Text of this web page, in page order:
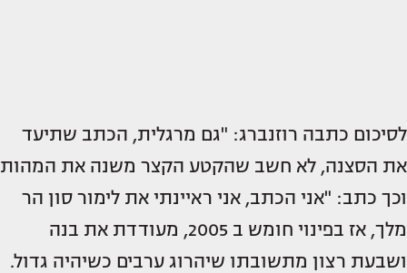
לסיכום כתבה רוזנברג: "‎גם מרגלית, הכתב שתיעד
את הסצנה, לא חשב שהקטע הקצר משנה את המהות
וכך כתב: "אני הכתב, אני ראיינתי את לימור סון הר
מלך, אז בפינוי חומש ב 2005, מעודדת את בנה
ושבעת רצון מתשובתו שיהרוג ערבים כשיהיה גדול.